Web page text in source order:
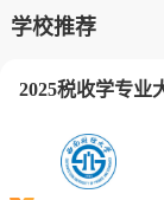
学校推荐
2025税收学专业